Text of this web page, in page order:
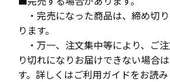
・完売になった商品は、締め切
ります。
・万一、注文集中等により、ご
り切れになりお届けできない場合
す。詳しくはご利用ガイドをお読み